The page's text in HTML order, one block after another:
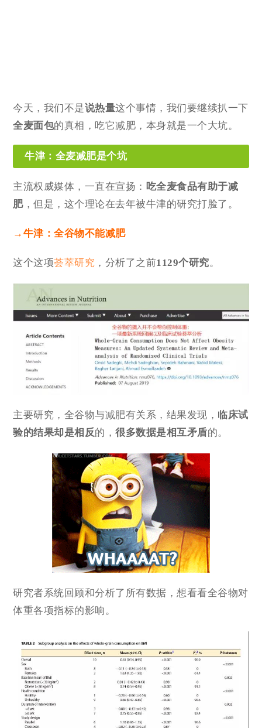
今天，我们不是说热量这个事情，我们要继续扒一下
全麦面包的真相，吃它减肥，本身就是一个大坑。
牛津：全麦减肥是个坑
主流权威媒体，一直在宣扬： 吃全麦食品有助于减
肥，但是，这个理论在去年被牛津的研究打脸了。
→牛津：全谷物不能减肥
这个这项荟萃研究 ，分析了之前1129个研究。
主要研究，全谷物与减肥有关系，结果发现， 临床试
验的结果却是相反的，很多数据是相互矛盾的。
研究者系统回顾和分析了所有数据，想看看全谷物对
体重各项指标的影响。